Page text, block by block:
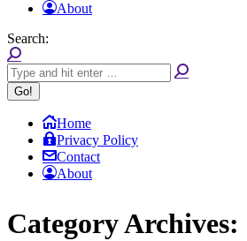
About
Search:
Home
Privacy Policy
Contact
About
Category Archives: